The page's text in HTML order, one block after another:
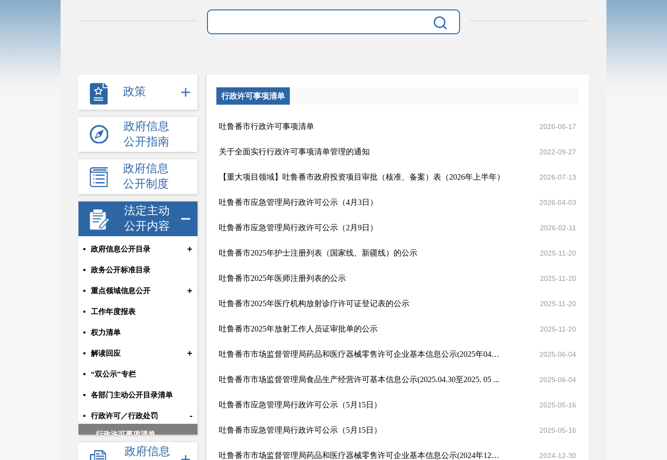
政策
政府信息
公开指南
政府信息
公开制度
法定主动
公开内容
政府信息公开目录 +
政务公开标准目录
重点领域信息公开 +
工作年度报表
权力清单
解读回应 +
“双公示”专栏
各部门主动公开目录清单
行政许可／行政处罚 -
行政许可事项清单
行政许可公示信息
政府信息
行政许可事项清单
吐鲁番市行政许可事项清单 2026-06-17
关于全面实行行政许可事项清单管理的通知 2022-09-27
【重大项目领域】吐鲁番市政府投资项目审批（核准、备案）表（2026年上半年） 2026-07-13
吐鲁番市应急管理局行政许可公示（4月3日） 2026-04-03
吐鲁番市应急管理局行政许可公示（2月9日） 2026-02-11
吐鲁番市2025年护士注册列表（国家线、新疆线）的公示 2025-11-20
吐鲁番市2025年医师注册列表的公示 2025-11-20
吐鲁番市2025年医疗机构放射诊疗许可证登记表的公示 2025-11-20
吐鲁番市2025年放射工作人员证审批单的公示 2025-11-20
吐鲁番市市场监督管理局药品和医疗器械零售许可企业基本信息公示(2025年04月2... 2025-06-04
吐鲁番市市场监督管理局食品生产经营许可基本信息公示(2025.04.30至2025. 05 ... 2025-06-04
吐鲁番市应急管理局行政许可公示（5月15日） 2025-05-16
吐鲁番市应急管理局行政许可公示（5月15日） 2025-05-16
吐鲁番市市场监督管理局药品和医疗器械零售许可企业基本信息公示(2024年12月0... 2024-12-30